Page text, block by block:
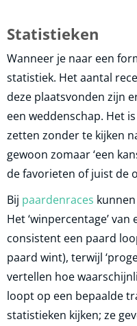
Statistieken
Wanneer je naar een
statistiek. Het aantal
deze plaatsvonden zijn
een weddenschap. Het
zetten zonder te kijken
gewoon zomaar ‘een
de favorieten of juist de
Bij paardenraces
Het ‘winpercentage’
consistent een paard
paard wint), terwijl
vertellen hoe
loopt op een bepaalde
statistieken kijken; ze